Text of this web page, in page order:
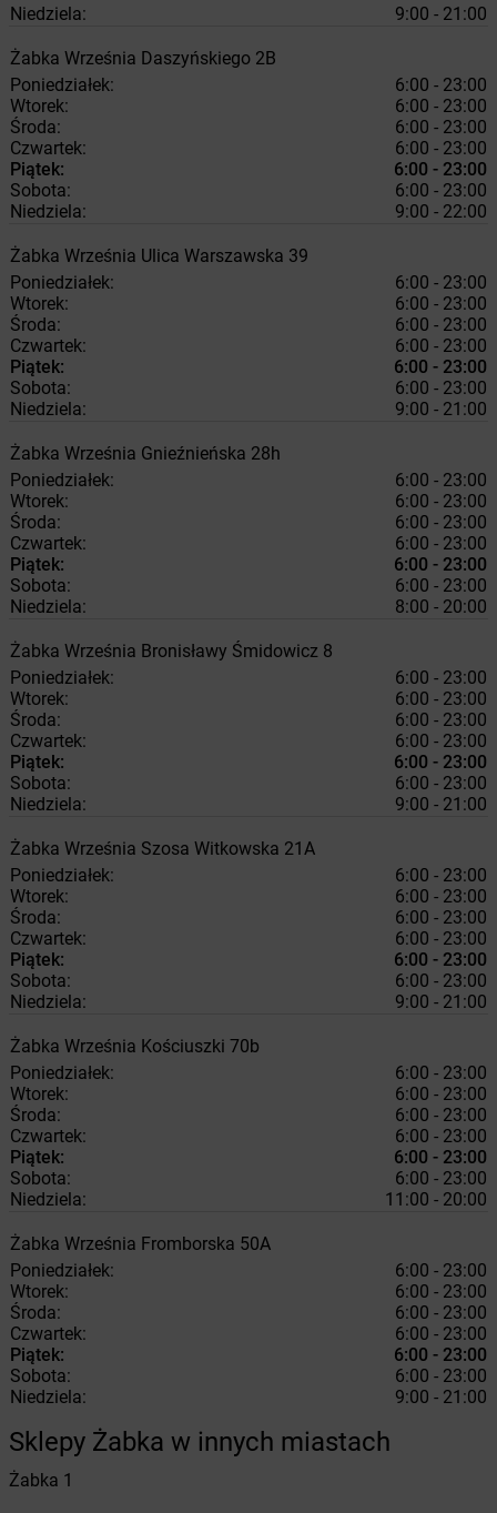
Niedziela:
9:00 - 21:00
Żabka Września Daszyńskiego 2B
Poniedziałek:
6:00 - 23:00
Wtorek:
6:00 - 23:00
Środa:
6:00 - 23:00
Czwartek:
6:00 - 23:00
Piątek:
6:00 - 23:00
Sobota:
6:00 - 23:00
Niedziela:
9:00 - 22:00
Żabka Września Ulica Warszawska 39
Poniedziałek:
6:00 - 23:00
Wtorek:
6:00 - 23:00
Środa:
6:00 - 23:00
Czwartek:
6:00 - 23:00
Piątek:
6:00 - 23:00
Sobota:
6:00 - 23:00
Niedziela:
9:00 - 21:00
Żabka Września Gnieźnieńska 28h
Poniedziałek:
6:00 - 23:00
Wtorek:
6:00 - 23:00
Środa:
6:00 - 23:00
Czwartek:
6:00 - 23:00
Piątek:
6:00 - 23:00
Sobota:
6:00 - 23:00
Niedziela:
8:00 - 20:00
Żabka Września Bronisławy Śmidowicz 8
Poniedziałek:
6:00 - 23:00
Wtorek:
6:00 - 23:00
Środa:
6:00 - 23:00
Czwartek:
6:00 - 23:00
Piątek:
6:00 - 23:00
Sobota:
6:00 - 23:00
Niedziela:
9:00 - 21:00
Żabka Września Szosa Witkowska 21A
Poniedziałek:
6:00 - 23:00
Wtorek:
6:00 - 23:00
Środa:
6:00 - 23:00
Czwartek:
6:00 - 23:00
Piątek:
6:00 - 23:00
Sobota:
6:00 - 23:00
Niedziela:
9:00 - 21:00
Żabka Września Kościuszki 70b
Poniedziałek:
6:00 - 23:00
Wtorek:
6:00 - 23:00
Środa:
6:00 - 23:00
Czwartek:
6:00 - 23:00
Piątek:
6:00 - 23:00
Sobota:
6:00 - 23:00
Niedziela:
11:00 - 20:00
Żabka Września Fromborska 50A
Poniedziałek:
6:00 - 23:00
Wtorek:
6:00 - 23:00
Środa:
6:00 - 23:00
Czwartek:
6:00 - 23:00
Piątek:
6:00 - 23:00
Sobota:
6:00 - 23:00
Niedziela:
9:00 - 21:00
Sklepy Żabka w innych miastach
Żabka 1